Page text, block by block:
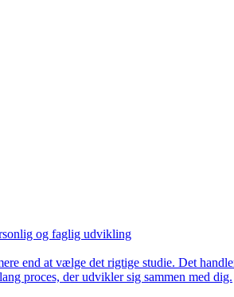
og faglig udvikling
end at vælge det rigtige studie. Det
proces, der udvikler sig sammen med dig.